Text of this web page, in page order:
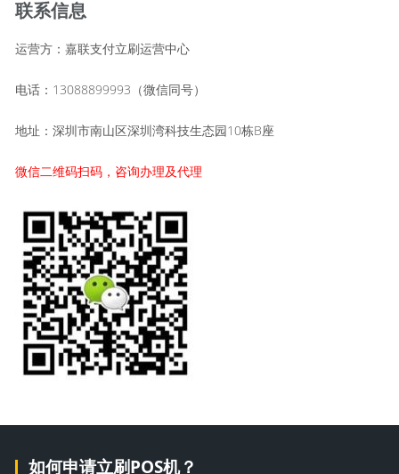
联系信息
运营方：嘉联支付立刷运营中心
电话：13088899993（微信同号）
地址：深圳市南山区深圳湾科技生态园10栋B座
微信二维码扫码，咨询办理及代理
如何申请立刷POS机？